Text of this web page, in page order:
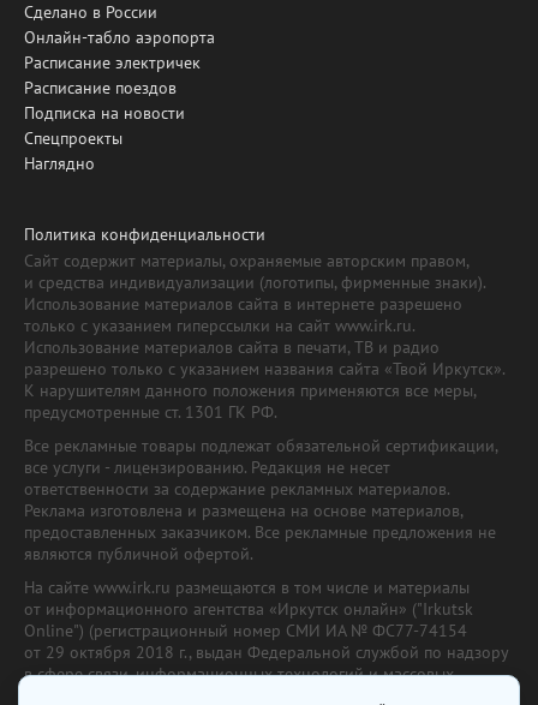
Сделано в России
Онлайн-табло аэропорта
Расписание электричек
Расписание поездов
Подписка на новости
Спецпроекты
Наглядно
Политика конфиденциальности
Сайт содержит материалы, охраняемые авторским правом,
и средства индивидуализации (логотипы, фирменные знаки).
Использование материалов сайта в интернете разрешено
только с указанием гиперссылки на сайт www.irk.ru.
Использование материалов сайта в печати, ТВ и радио
разрешено только с указанием названия сайта «Твой Иркутск».
К нарушителям данного положения применяются все меры,
предусмотренные ст. 1301 ГК РФ.
Все рекламные товары подлежат обязательной сертификации,
все услуги - лицензированию. Редакция не несет
ответственности за содержание рекламных материалов.
Реклама изготовлена и размещена на основе материалов,
предоставленных заказчиком. Все рекламные предложения не
являются публичной офертой.
На сайте www.irk.ru размещаются в том числе и материалы
от информационного агентства «Иркутск онлайн» ("Irkutsk
Online") (регистрационный номер СМИ ИА № ФС77-74154
от 29 октября 2018 г., выдан Федеральной службой по надзору
в сфере связи, информационных технологий и массовых